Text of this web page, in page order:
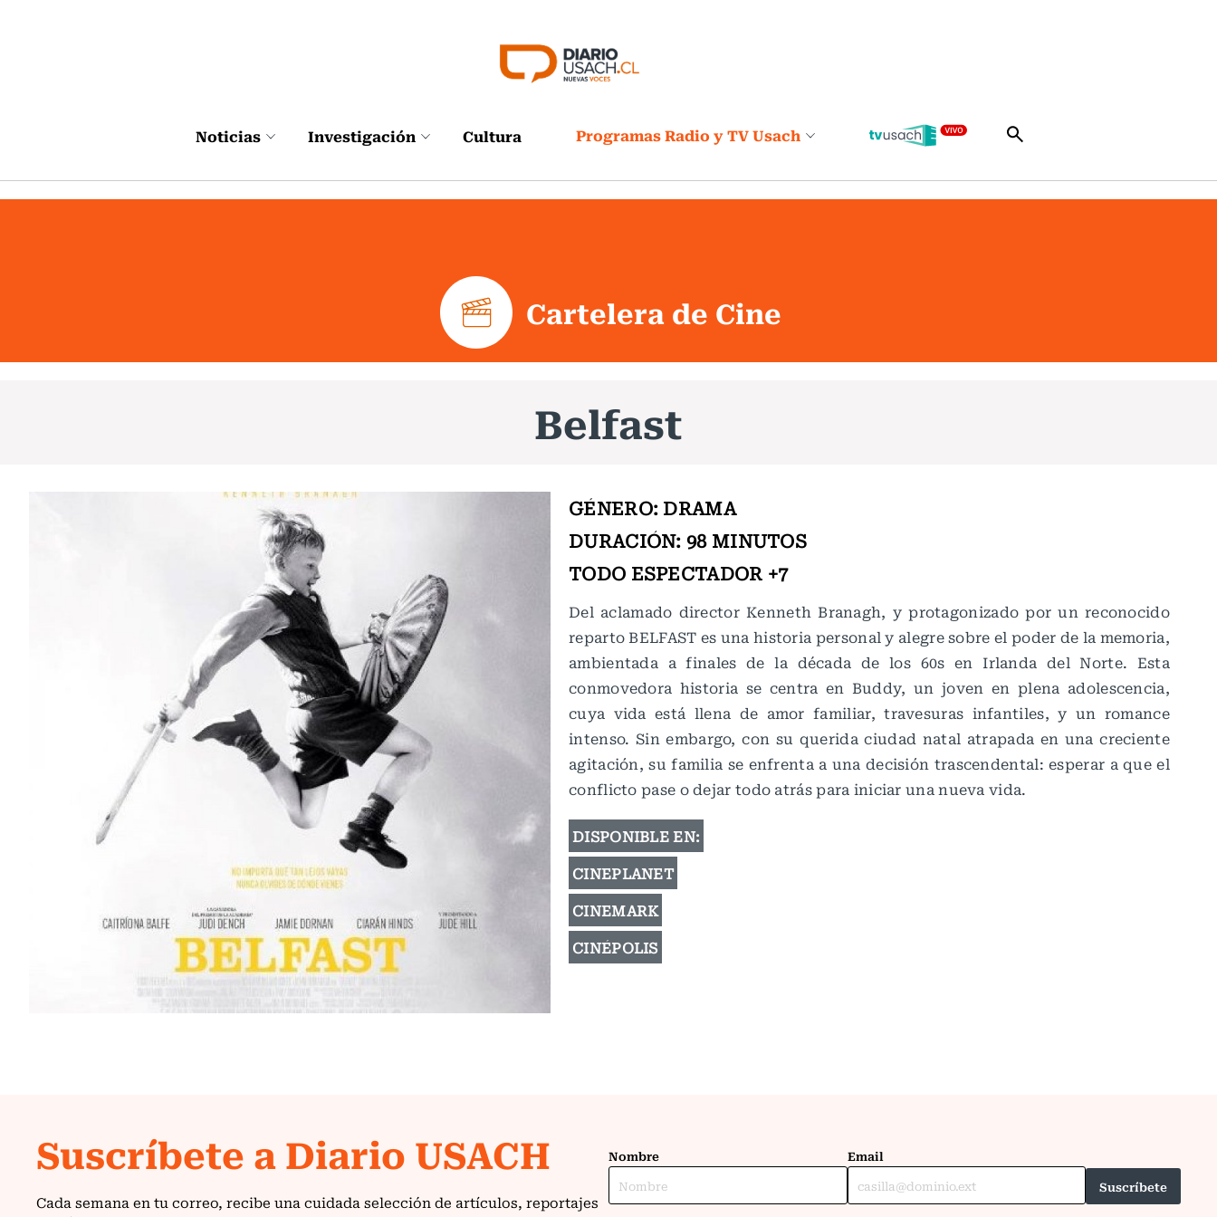
Noticias Investigación Cultura Programas Radio y TV Usach
Cartelera de Cine
Belfast
GÉNERO: DRAMA
DURACIÓN: 98 MINUTOS
TODO ESPECTADOR +7
Del aclamado director Kenneth Branagh, y protagonizado por un reconocido
reparto BELFAST es una historia personal y alegre sobre el poder de la memoria,
ambientada a finales de la década de los 60s en Irlanda del Norte. Esta
conmovedora historia se centra en Buddy, un joven en plena adolescencia,
cuya vida está llena de amor familiar, travesuras infantiles, y un romance
intenso. Sin embargo, con su querida ciudad natal atrapada en una creciente
agitación, su familia se enfrenta a una decisión trascendental: esperar a que el
conflicto pase o dejar todo atrás para iniciar una nueva vida.
DISPONIBLE EN:
CINEPLANET
CINEMARK
CINÉPOLIS